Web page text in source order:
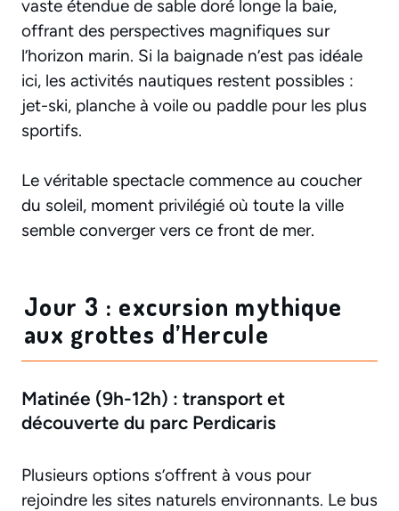
vaste étendue de sable doré longe la baie,
offrant des perspectives magnifiques sur
l’horizon marin. Si la baignade n’est pas idéale
ici, les activités nautiques restent possibles :
jet-ski, planche à voile ou paddle pour les plus
sportifs.
Le véritable spectacle commence au coucher
du soleil, moment privilégié où toute la ville
semble converger vers ce front de mer.
Jour 3 : excursion mythique
aux grottes d’Hercule
Matinée (9h-12h) : transport et
découverte du parc Perdicaris
Plusieurs options s’offrent à vous pour
rejoindre les sites naturels environnants. Le bus